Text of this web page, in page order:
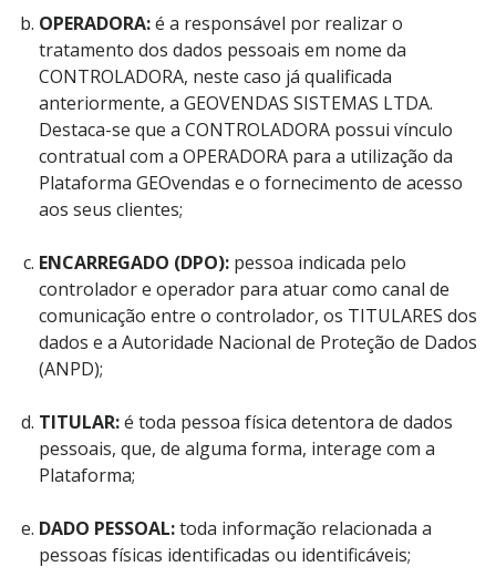
OPERADORA:é a responsável por realizar o
tratamento dos dados pessoais em nome da
CONTROLADORA, neste caso já qualificada
anteriormente, a GEOVENDAS SISTEMAS LTDA.
Destaca-se que a CONTROLADORA possui vínculo
contratual com a OPERADORA para a utilização da
Plataforma GEOvendas e o fornecimento de acesso
aos seus clientes;
ENCARREGADO (DPO): pessoa indicada pelo
controlador e operador para atuar como canal de
comunicação entre o controlador, os TITULARES dos
dados e a Autoridade Nacional de Proteção de Dados
(ANPD);
TITULAR:é toda pessoa física detentora de dados
pessoais, que, de alguma forma, interage com a
Plataforma;
DADO PESSOAL:toda informação relacionada a
pessoas físicas identificadas ou identificáveis;